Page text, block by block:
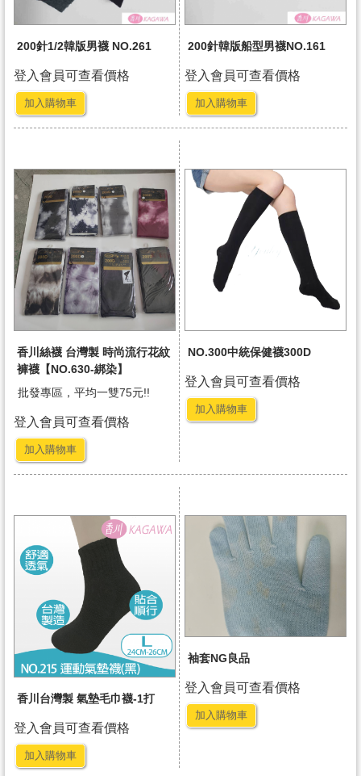
200針1/2韓版男襪 NO.261
登入會員可查看價格
加入購物車
200針韓版船型男襪NO.161
登入會員可查看價格
加入購物車
香川絲襪 台灣製 時尚流行花紋
褲襪【NO.630-綁染】
批發專區，平均一雙75元!!
登入會員可查看價格
加入購物車
NO.300中統保健襪300D
登入會員可查看價格
加入購物車
香川台灣製 氣墊毛巾襪-1打
登入會員可查看價格
加入購物車
袖套NG良品
登入會員可查看價格
加入購物車